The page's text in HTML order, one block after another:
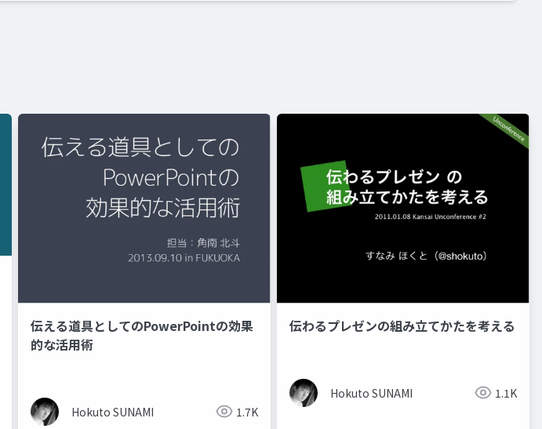
appsheet glide
伝える道具としてのPowerPointの効果
的な活用術
Hokuto SUNAMI 1.7K
伝わるプレゼンの組み立てかたを考える
Hokuto SUNAMI 1.1K